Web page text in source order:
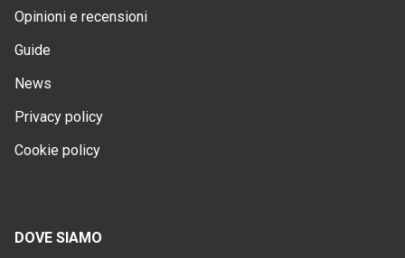
Opinioni e recensioni
Guide
News
Privacy policy
Cookie policy
DOVE SIAMO